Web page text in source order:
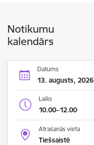
Notikumu
kalendārs
Datums
13. augusts, 2026
Laiks
10.00–12.00
Atrašanās vieta
Tiešsaistē